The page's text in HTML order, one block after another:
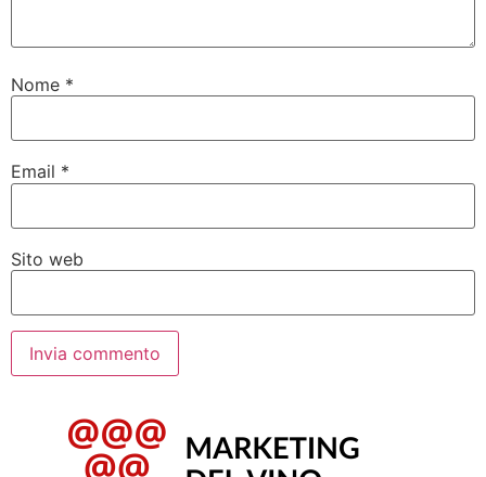
Nome *
Email *
Sito web